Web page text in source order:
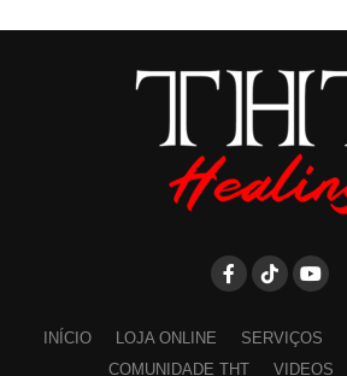
INÍCIO LOJA ONLINE SERVIÇOS
COMUNIDADE THT
VIDEOS